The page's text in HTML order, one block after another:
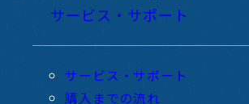
サービス・サポート
サービス・サポート
購入までの流れ